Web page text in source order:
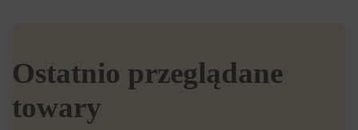
Ostatnio przeglądane
towary